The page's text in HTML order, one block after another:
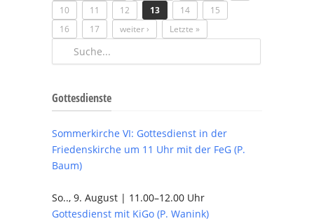
10
11 12 13 14
15
16
17 weiter › Letzte »
Gottesdienste
Sommerkirche VI: Gottesdienst in der
Friedenskirche um 11 Uhr mit der FeG (P.
Baum)
So.., 9. August | 11.00–12.00 Uhr
Gottesdienst mit KiGo (P. Wanink)